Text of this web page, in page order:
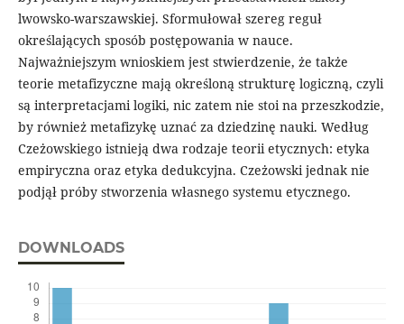
lwowsko-warszawskiej. Sformułował szereg reguł
określających sposób postępowania w nauce.
Najważniejszym wnioskiem jest stwierdzenie, że także
teorie metafizyczne mają określoną strukturę logiczną, czyli
są interpretacjami logiki, nic zatem nie stoi na przeszkodzie,
by również metafizykę uznać za dziedzinę nauki. Według
Czeżowskiego istnieją dwa rodzaje teorii etycznych: etyka
empiryczna oraz etyka dedukcyjna. Czeżowski jednak nie
podjął próby stworzenia własnego systemu etycznego.
DOWNLOADS